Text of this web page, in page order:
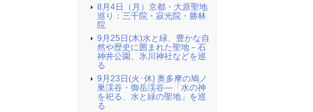
8月4日（月）京都・大原聖地
巡り：三千院・寂光院・勝林
院
9月25日(木)水と緑、豊かな自
然や歴史に囲まれた聖地－石
神井公園、氷川神社などを巡
る
9月23日(火･休) 奥多摩の鳩ノ
巣渓谷・御岳渓谷―「水の神
を祀る、水と緑の聖地」を巡
る